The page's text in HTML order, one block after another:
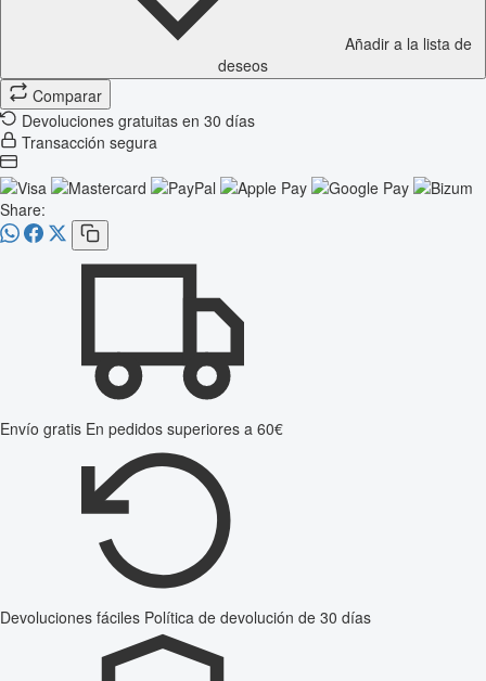
Añadir a la lista de
deseos
Comparar
Devoluciones gratuitas en 30 días
Transacción segura
Share:
Envío gratis En pedidos superiores a 60€
Devoluciones fáciles Política de devolución de 30 días